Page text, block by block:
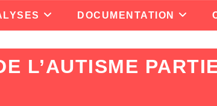
DOCUMENTATION
L’AUTISME